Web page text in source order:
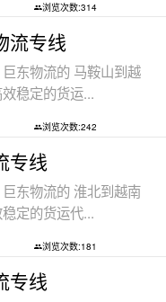
浏览次数:314
流专线
东物流的 马鞍山到越
稳定的货运...
浏览次数:242
专线
东物流的 淮北到越南
定的货运代...
浏览次数:181
专线